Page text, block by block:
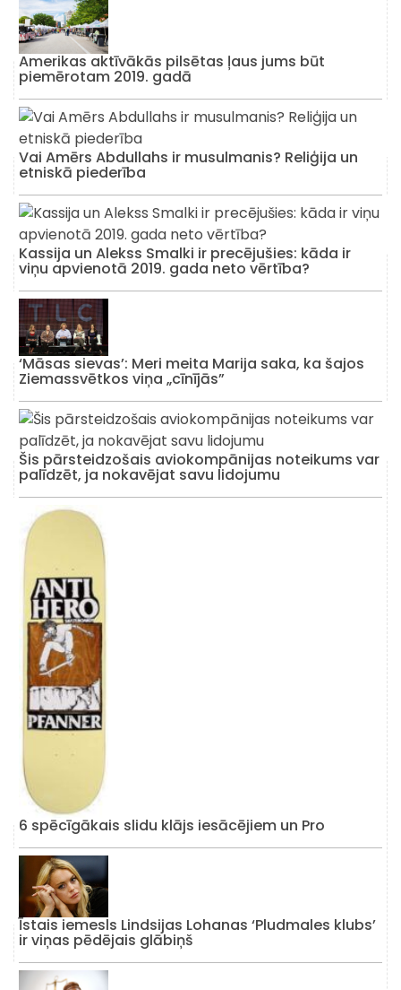
Amerikas aktīvākās pilsētas ļaus jums būt
piemērotam 2019. gadā
Vai Amērs Abdullahs ir musulmanis? Reliģija un
etniskā piederība
Kassija un Alekss Smalki ir precējušies: kāda ir
viņu apvienotā 2019. gada neto vērtība?
‘Māsas sievas’: Meri meita Marija saka, ka šajos
Ziemassvētkos viņa „cīnījās”
Šis pārsteidzošais aviokompānijas noteikums var
palīdzēt, ja nokavējat savu lidojumu
6 spēcīgākais slidu klājs iesācējiem un Pro
Īstais iemesls Lindsijas Lohanas ‘Pludmales klubs’
ir viņas pēdējais glābiņš